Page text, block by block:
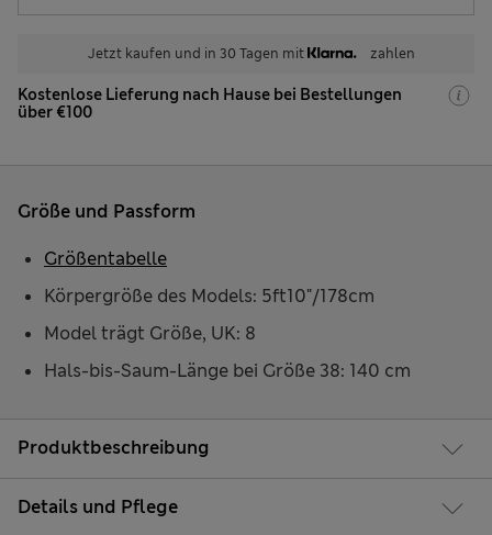
Jetzt kaufen und in 30 Tagen mit zahlen
Kostenlose Lieferung nach Hause bei Bestellungen
über €100
Produktbeschreibung
Details und Pflege
Größe und Passform
Körpergröße des Models: 5ft10"/178cm
Model trägt Größe, UK: 8
Hals-bis-Saum-Länge bei Größe 38: 140 cm
Größentabelle